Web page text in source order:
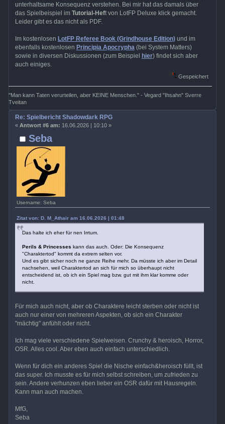
unterhaltsame Konsequenz verstehen. Bei mir hat das damals über
das Spielbeispiel im Tutorial-Heft von LotFP Deluxe klick gemacht.
Leider gibt es das nicht als PDF.
Im kostenlosen LotFP Referee Book (Grindhouse Edition)und im
ebenfalls kostenlosen Principia Apocrypha (bei System Matters)
sowie in diversen Diskussionen (zum Beispiel hier) findet sich aber
auch einiges.
Gespeichert
"Man kann Taten verurteilen, aber KEINE Menschen." - Vegard "Ihsahn" Sverre
Tveitan
Seba
Username: Seba
Re: Spielbericht Shadowdark RPG
« Antwort #6 am: 16.06.2026 | 10:10 »
Zitat von: D. M_Athair am 16.06.2026 | 01:48
Das halte ich eher für nen Irrtum.
Perils & Princesses kann das auch. Oder: Die Konsequenz
"Charaktertod" kommt da extrem selten vor.
Und es gibt sicher noch ne ganze Reihe mehr. Da müsste ich aber im Detail
nachsehen, weil Charaktertod an sich für mich so überhaupt nicht
entscheidend ist, ob ich ein Spiel mag bzw. gut mit ihm klar komme oder
nicht.
Für mich auch nicht, aber ob Charaktere leicht sterben oder nicht ist
auch nur einer von mehreren Aspekten, ob sich ein Charakter
"mächtig" anfühlt oder nicht.
Ich mag viele verschiedene Spielweisen. Crunchy & heroisch, Horror,
OSR. Alles cool. Aber eben auch einfach unterschiedlich.
Wenn für dich ein anderes Spiel die Nische einfach&heroisch füllt, ist
das super. Ich musste es für mich selbst schreiben, um zufrieden zu
sein. Andere verhunzen eben lieber ein OSR dafür mit Hausregeln.
Kann man auch machen.
MfG,
Seba